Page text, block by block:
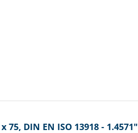
DIN EN ISO 13918 - 1.4571"